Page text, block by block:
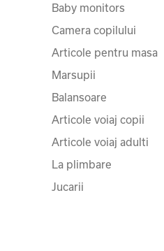
Baby monitors
Camera copilului
Articole pentru masa
Marsupii
Balansoare
Articole voiaj copii
Articole voiaj adulti
La plimbare
Jucarii